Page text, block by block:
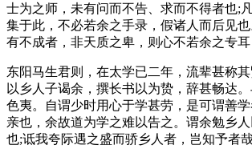
士为之师，未有问而不告、求而不得者也;
集于此，不必若余之手录，假诸人而后见
有不成者，非天质之卑，则心不若余之专
东阳马生君则，在太学已二年，流辈甚称
以乡人子谒余，撰长书以为贽，辞甚畅达
色夷。自谓少时用心于学甚劳，是可谓善
亲也，余故道为学之难以告之。谓余勉乡
也;诋我夸际遇之盛而骄乡人者，岂知予者